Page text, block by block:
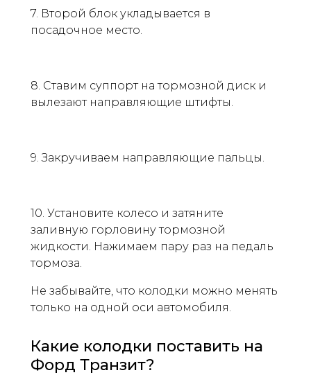
7. Второй блок укладывается в
посадочное место.
8. Ставим суппорт на тормозной диск и
вылезают направляющие штифты.
9. Закручиваем направляющие пальцы.
10. Установите колесо и затяните
заливную горловину тормозной
жидкости. Нажимаем пару раз на педаль
тормоза.
Не забывайте, что колодки можно менять
только на одной оси автомобиля.
Какие колодки поставить на
Форд Транзит?